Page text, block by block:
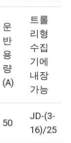
운
반
용
량
(A)
트롤
리형
수집
기에
내장
가능
50
JD-(3-
16)/25